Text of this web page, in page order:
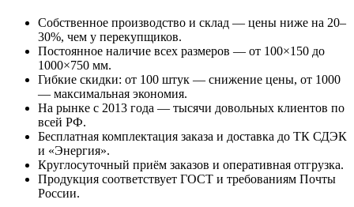
Собственное производство и склад — цены ниже на 20–
30%, чем у перекупщиков.
Постоянное наличие всех размеров — от 100×150 до
1000×750 мм.
Гибкие скидки: от 100 штук — снижение цены, от 1000
— максимальная экономия.
На рынке с 2013 года — тысячи довольных клиентов по
всей РФ.
Бесплатная комплектация заказа и доставка до ТК СДЭК
и «Энергия».
Круглосуточный приём заказов и оперативная отгрузка.
Продукция соответствует ГОСТ и требованиям Почты
России.